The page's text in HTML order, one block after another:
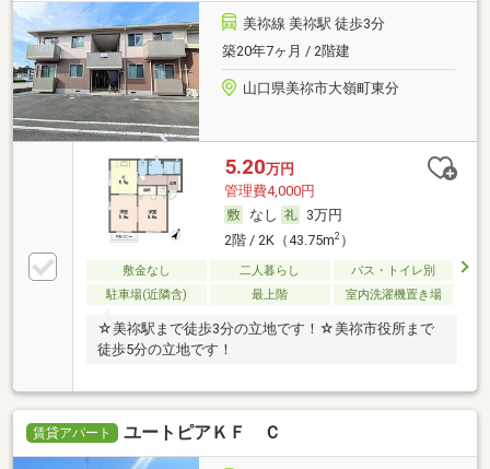
美祢線 美祢駅 徒歩3分
築20年7ヶ月 / 2階建
山口県美祢市大嶺町東分
5.20万円
管理費4,000円
なし
3万円
2階 / 2K（43.75m2）
敷金なし 二人暮らし
バス・トイレ別
駐車場(近隣含)
最上階 室内洗濯機置き場
☆美祢駅まで徒歩3分の立地です！☆美祢市役所まで
徒歩5分の立地です！
賃貸アパート ユートピアＫＦ Ｃ